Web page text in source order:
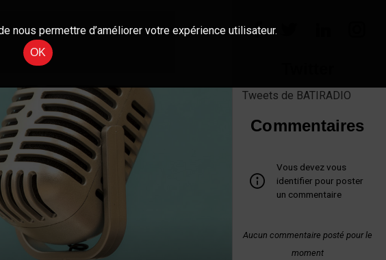
Tweets de BATIRADIO
Commentaires
Vous devez vous
identifier pour poster
un commentaire
Aucun commentaire posté pour le
moment
nous permettre d’améliorer votre expérience utilisateur.
OK